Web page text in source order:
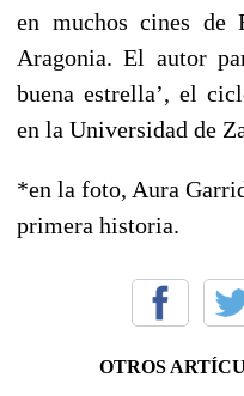
en muchos cines de
Aragonia. El autor
buena estrella’, el
en la Universidad de
*en la foto, Aura
primera historia.
OTROS